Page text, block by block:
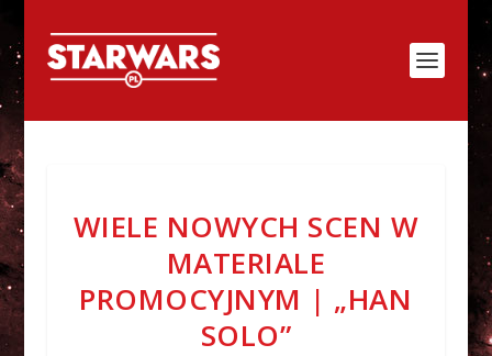
WIELE NOWYCH SCEN W
MATERIALE
PROMOCYJNYM | „HAN
SOLO”